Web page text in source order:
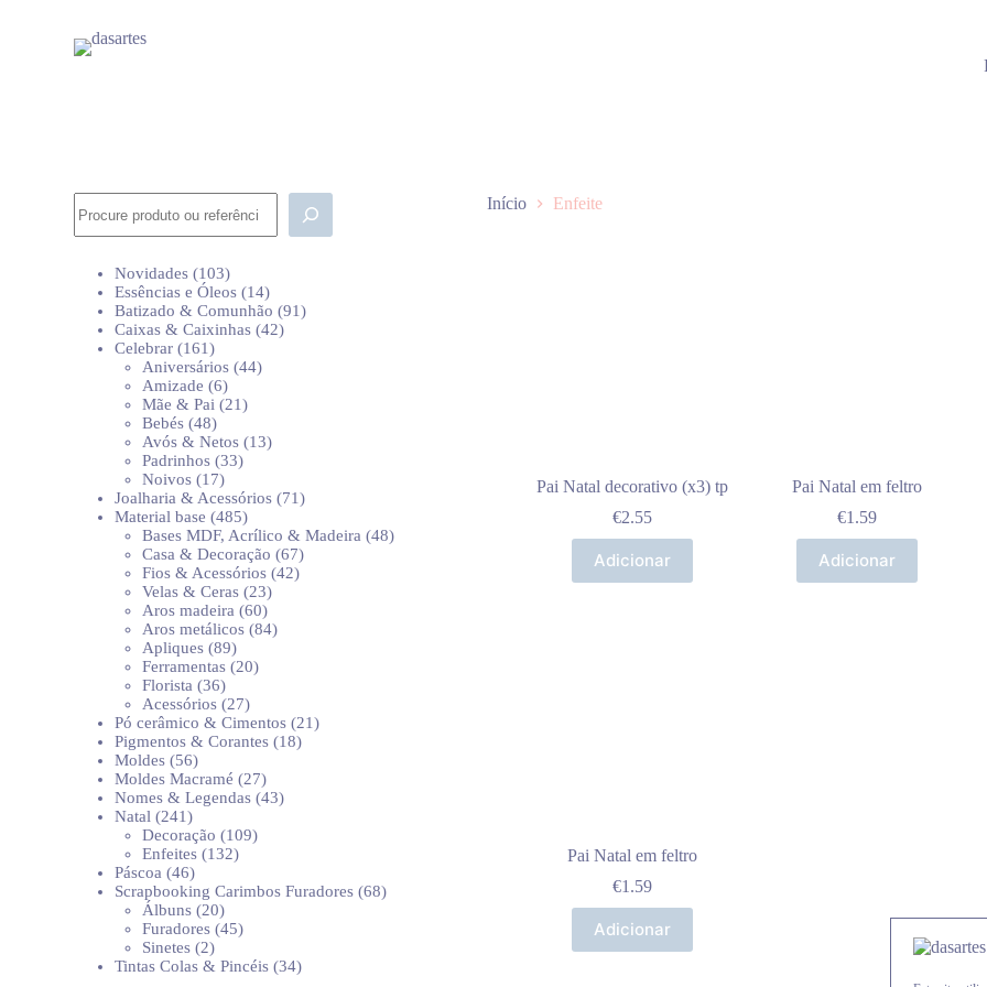
Início Enfeite
Pai Natal decorativo (x3) tp
€2.55
Adicionar
Pai Natal em feltro
€1.59
Adicionar
Pai Natal em feltro
€1.59
Adicionar
Novidades 103103
produtos
Essências e Óleos 1414
produtos
Batizado & Comunhão 9191
Caixas & Caixinhas 4242
Celebrar 161161
produtos
Aniversários 4444
Amizade 66
produtos
Mãe & Pai 2121
Bebés 4848
produtos
Avós & Netos 1313
Padrinhos 3333
Noivos 1717
produtos
Joalharia & Acessórios 7171
Material base 485485
produtos
Bases MDF, Acrílico & Madeira 4848
Casa & Decoração 6767
produtos
Fios & Acessórios 4242
Velas & Ceras 2323
produtos
Aros madeira 6060
produtos
Aros metálicos 8484
Apliques 8989
produtos
Ferramentas 2020
Florista 3636
produtos
Acessórios 2727
produtos
Pó cerâmico & Cimentos 2121
Pigmentos & Corantes 1818
Moldes 5656
produtos
Moldes Macramé 2727
produtos
Nomes & Legendas 4343
Natal 241241
produtos
Decoração 109109
Enfeites 132132
Páscoa 4646
produtos
Scrapbooking Carimbos Furadores 6868
Álbuns 2020
produtos
Furadores 4545
Sinetes 22
produtos
Tintas Colas & Pincéis 3434